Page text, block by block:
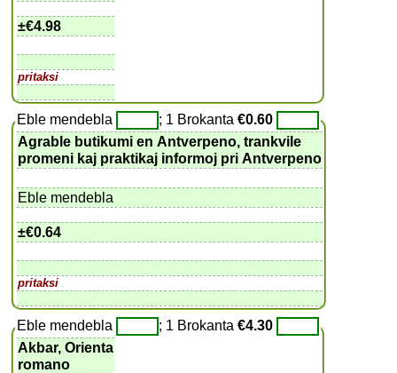
±€4.98
pritaksi
Eble mendebla ; 1 Brokanta€0.60
Agrable butikumi en Antverpeno, trankvile
promeni kaj praktikaj informoj pri Antverpeno
Eble mendebla
±€0.64
pritaksi
Eble mendebla ; 1 Brokanta€4.30
Akbar, Orienta
romano